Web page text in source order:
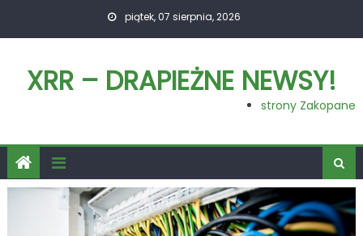
piątek, 07 sierpnia, 2026
XRR – DRAPIEŻNE NEWSY!
strony Zakopane